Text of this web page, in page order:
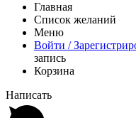
Главная
Список желаний
Меню
Войти /
запись
Корзина
Написать